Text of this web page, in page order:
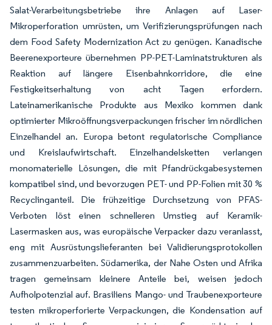
Salat-Verarbeitungsbetriebe ihre Anlagen auf Laser-
Mikroperforation umrüsten, um Verifizierungsprüfungen nach
dem Food Safety Modernization Act zu genügen. Kanadische
Beerenexporteure übernehmen PP-PET-Laminatstrukturen als
Reaktion auf längere Eisenbahnkorridore, die eine
Festigkeitserhaltung von acht Tagen erfordern.
Lateinamerikanische Produkte aus Mexiko kommen dank
optimierter Mikroöffnungsverpackungen frischer im nördlichen
Einzelhandel an. Europa betont regulatorische Compliance
und Kreislaufwirtschaft. Einzelhandelsketten verlangen
monomaterielle Lösungen, die mit Pfandrückgabesystemen
kompatibel sind, und bevorzugen PET- und PP-Folien mit 30 %
Recyclinganteil. Die frühzeitige Durchsetzung von PFAS-
Verboten löst einen schnelleren Umstieg auf Keramik-
Lasermasken aus, was europäische Verpacker dazu veranlasst,
eng mit Ausrüstungslieferanten bei Validierungsprotokollen
zusammenzuarbeiten. Südamerika, der Nahe Osten und Afrika
tragen gemeinsam kleinere Anteile bei, weisen jedoch
Aufholpotenzial auf. Brasiliens Mango- und Traubenexporteure
testen mikroperforierte Verpackungen, die Kondensation auf